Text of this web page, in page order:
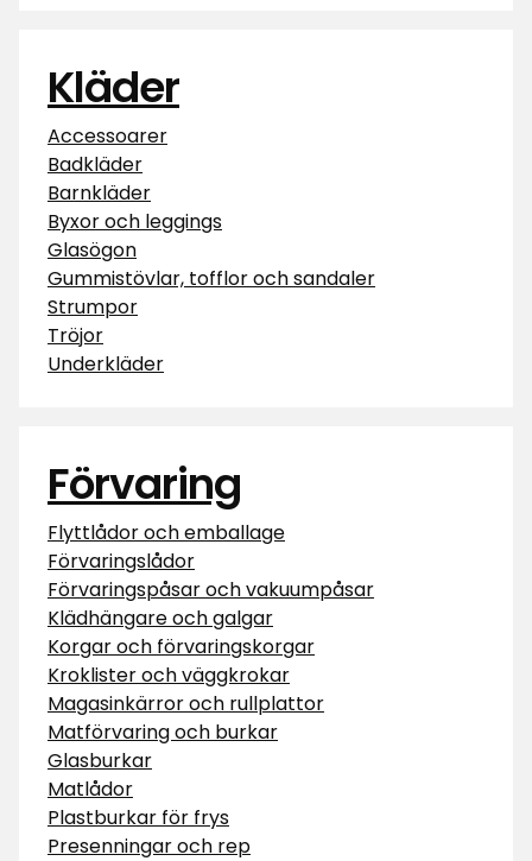
Kläder
Accessoarer
Badkläder
Barnkläder
Byxor och leggings
Glasögon
Gummistövlar, tofflor och sandaler
Strumpor
Tröjor
Underkläder
Förvaring
Flyttlådor och emballage
Förvaringslådor
Förvaringspåsar och vakuumpåsar
Klädhängare och galgar
Korgar och förvaringskorgar
Kroklister och väggkrokar
Magasinkärror och rullplattor
Matförvaring och burkar
Glasburkar
Matlådor
Plastburkar för frys
Presenningar och rep